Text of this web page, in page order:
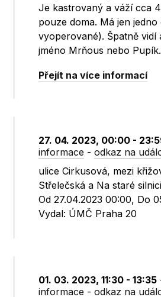
Je kastrovaný a váží cca
pouze doma. Má jen
vyoperované). Špatně vidí
jméno Mrňous nebo Pupík.
Přejít na více informací
27. 04. 2023, 00:00 -
informace -odkaz na
ulice Cirkusová, mezi
Střelečská a Na staré
Od 27.04.2023 00:00, Do
Vydal: ÚMČ Praha 20
01. 03. 2023, 11:30 - 13:35
informace -odkaz na